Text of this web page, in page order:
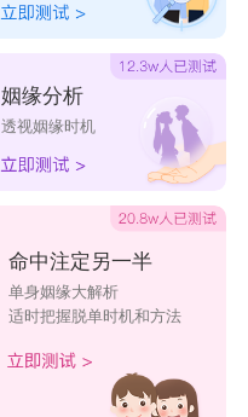
姻缘分析
透视姻缘时机
命中注定另一半
单身姻缘大解析
适时把握脱单时机和方法